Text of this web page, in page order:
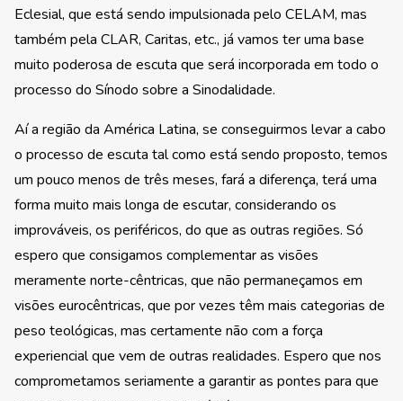
Eclesial, que está sendo impulsionada pelo CELAM, mas
também pela CLAR, Caritas, etc., já vamos ter uma base
muito poderosa de escuta que será incorporada em todo o
processo do Sínodo sobre a Sinodalidade.
Aí a região da América Latina, se conseguirmos levar a cabo
o processo de escuta tal como está sendo proposto, temos
um pouco menos de três meses, fará a diferença, terá uma
forma muito mais longa de escutar, considerando os
improváveis, os periféricos, do que as outras regiões. Só
espero que consigamos complementar as visões
meramente norte-cêntricas, que não permaneçamos em
visões eurocêntricas, que por vezes têm mais categorias de
peso teológicas, mas certamente não com a força
experiencial que vem de outras realidades. Espero que nos
comprometamos seriamente a garantir as pontes para que